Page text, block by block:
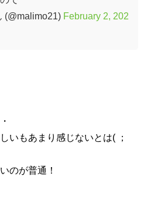
(@malimo21) February 2, 202
いもあまり感じないとは( ；
のが普通！